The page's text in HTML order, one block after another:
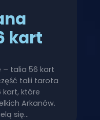
kart
– talia 56 kart
talii tarota
kart, które
Arkanów.
się…